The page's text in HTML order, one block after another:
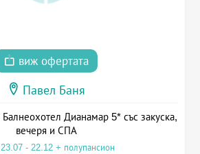
виж офертата
Павел Баня
Дианамар 5* със закуска,
вечеря и СПА
- 22.12 + полупансион